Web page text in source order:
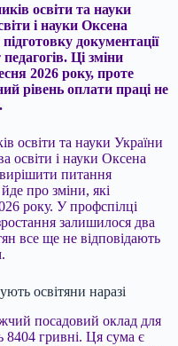
освіти та науки
і науки Оксена
документації
Ці зміни
2026 року, проте
рівень оплати праці не
освіти та науки України
освіти і науки Оксена
питання
про зміни, які
року. У профспілці
залишилося два
все ще не відповідають
освітяни наразі
посадовий оклад для
8404 гривні. Ця сума є